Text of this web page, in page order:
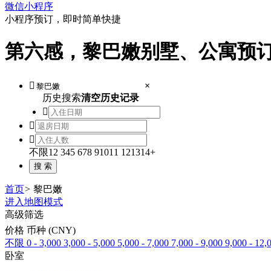
微信小程序
小程序预订，即时简单快捷
第六感，黎巴嫩别墅、公寓预

×
历史搜索清空历史记录



不限1 2 345 678 91011 121314+
首页> 黎巴嫩
进入地图模式
高级筛选
价格 币种 (CNY)
不限 0 - 3,000 3,000 - 5,000 5,000 - 7,000 7,000 - 9,000 9,000 -
卧室